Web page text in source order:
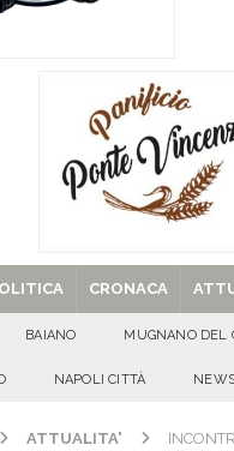
[ 07/08/2026 ]
[ 07/08/2026 ] Montoro
[ 29/08/2025 ]
CRONACA
BAIANO MUGNANO DEL
NAPOLI CITTÀ
ATTUALITA'